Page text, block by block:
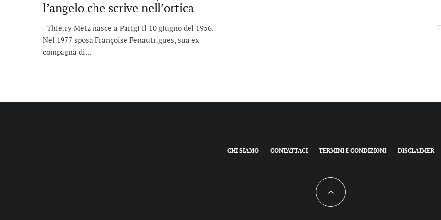
l’angelo che scrive nell’ortica
Thierry Metz nasce a Parigi il 10 giugno del 1956.
Nel 1977 sposa Françoise Fenautrigues, sua ex
compagna di...
CHI SIAMO CONTATTACI TERMINI E CONDIZIONI DISCLAIMER